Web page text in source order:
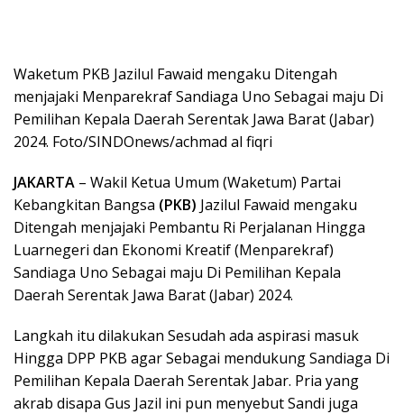
Waketum PKB Jazilul Fawaid mengaku Ditengah
menjajaki Menparekraf Sandiaga Uno Sebagai maju Di
Pemilihan Kepala Daerah Serentak Jawa Barat (Jabar)
2024. Foto/SINDOnews/achmad al fiqri
JAKARTA – Wakil Ketua Umum (Waketum) Partai
Kebangkitan Bangsa (PKB) Jazilul Fawaid mengaku
Ditengah menjajaki Pembantu Ri Perjalanan Hingga
Luarnegeri dan Ekonomi Kreatif (Menparekraf)
Sandiaga Uno Sebagai maju Di Pemilihan Kepala
Daerah Serentak Jawa Barat (Jabar) 2024.
Langkah itu dilakukan Sesudah ada aspirasi masuk
Hingga DPP PKB agar Sebagai mendukung Sandiaga Di
Pemilihan Kepala Daerah Serentak Jabar. Pria yang
akrab disapa Gus Jazil ini pun menyebut Sandi juga